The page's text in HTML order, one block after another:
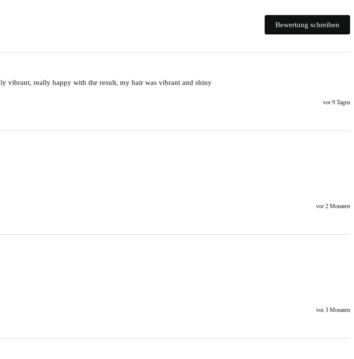
Bewertung schreiben
vibrant, really happy with the result, my hair was vibrant and shiny
vor 9 Tagen
vor 2 Monaten
vor 3 Monaten